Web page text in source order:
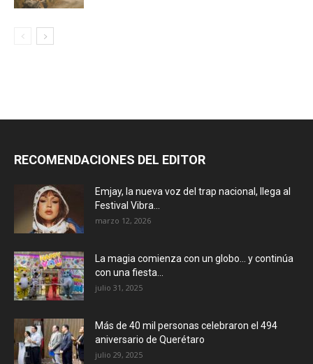
RECOMENDACIONES DEL EDITOR
Emjay, la nueva voz del trap nacional, llega al
Festival Vibra...
marzo 12, 2026
La magia comienza con un globo… y continúa
con una fiesta...
julio 31, 2025
Más de 40 mil personas celebraron el 494
aniversario de Querétaro
julio 29, 2025